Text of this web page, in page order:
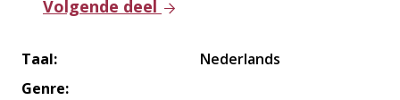
Volgende deel
Taal:
Nederlands
Genre: